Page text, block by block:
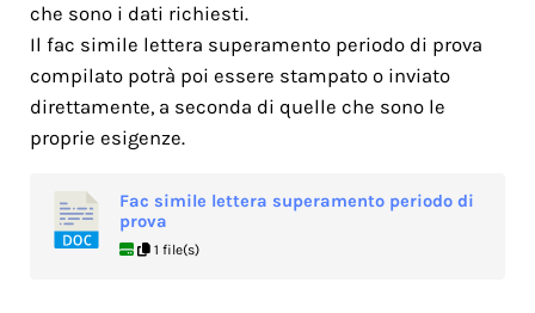
che sono i dati richiesti.
Il fac simile lettera superamento periodo di prova
compilato potrà poi essere stampato o inviato
direttamente, a seconda di quelle che sono le
proprie esigenze.
Fac simile lettera superamento periodo di
prova
1 file(s)